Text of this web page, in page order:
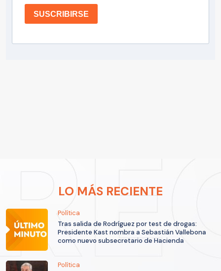
SUSCRIBIRSE
LO MÁS RECIENTE
Política
Tras salida de Rodríguez por test de drogas:
Presidente Kast nombra a Sebastián Vallebona
como nuevo subsecretario de Hacienda
Política